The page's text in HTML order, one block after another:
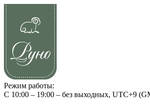
Режим работы:
С 10:00 – 19:00 – без выходных, UTC+9